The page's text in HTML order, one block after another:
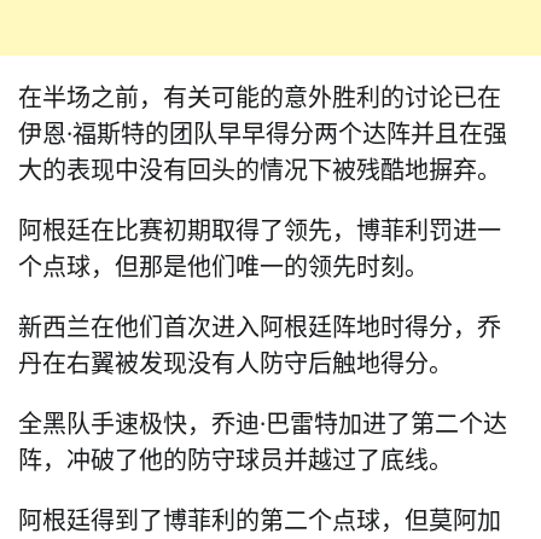
在半场之前，有关可能的意外胜利的讨论已在
伊恩·福斯特的团队早早得分两个达阵并且在强
大的表现中没有回头的情况下被残酷地摒弃。
阿根廷在比赛初期取得了领先，博菲利罚进一
个点球，但那是他们唯一的领先时刻。
新西兰在他们首次进入阿根廷阵地时得分，乔
丹在右翼被发现没有人防守后触地得分。
全黑队手速极快，乔迪·巴雷特加进了第二个达
阵，冲破了他的防守球员并越过了底线。
阿根廷得到了博菲利的第二个点球，但莫阿加